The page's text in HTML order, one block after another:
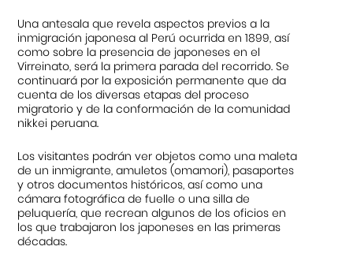
Una antesala que revela aspectos previos a la
inmigración japonesa al Perú ocurrida en 1899, así
como sobre la presencia de japoneses en el
Virreinato, será la primera parada del recorrido. Se
continuará por la exposición permanente que da
cuenta de los diversas etapas del proceso
migratorio y de la conformación de la comunidad
nikkei peruana.
Los visitantes podrán ver objetos como una maleta
de un inmigrante, amuletos (omamori), pasaportes
y otros documentos históricos, así como una
cámara fotográfica de fuelle o una silla de
peluquería, que recrean algunos de los oficios en
los que trabajaron los japoneses en las primeras
décadas.